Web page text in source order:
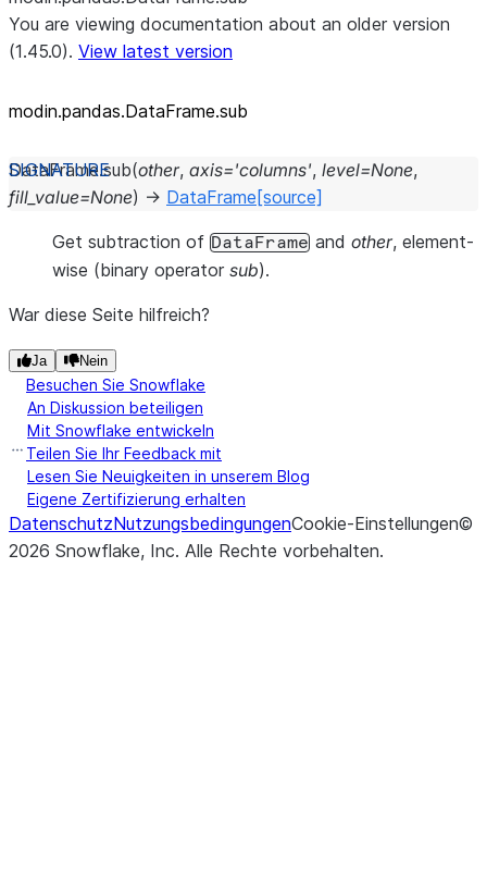
You are viewing documentation about an older version
(1.45.0). View latest version
modin.pandas.DataFrame.sub
DataFrame.sub(other, axis='columns', level=None,
fill_value=None) → DataFrame [source]
Get subtraction of DataFrame and other, element-
wise (binary operator sub).
War diese Seite hilfreich?
Ja Nein
Besuchen Sie Snowflake
An Diskussion beteiligen
Mit Snowflake entwickeln
Teilen Sie Ihr Feedback mit
Lesen Sie Neuigkeiten in unserem Blog
Eigene Zertifizierung erhalten
DatenschutzNutzungsbedingungenCookie-Einstellungen©
2026 Snowflake, Inc. Alle Rechte vorbehalten.